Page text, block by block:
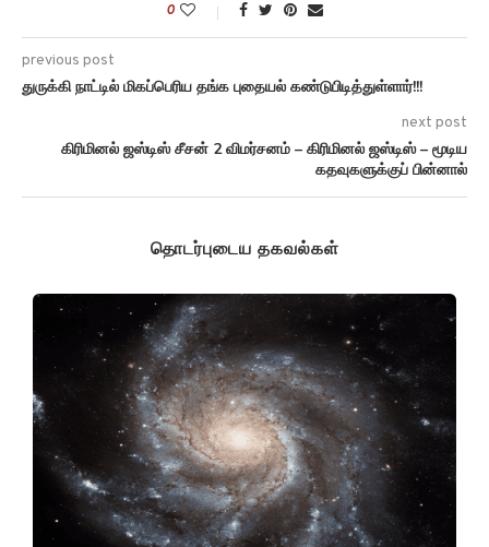
0
previous post
துருக்கி நாட்டில் மிகப்பெரிய தங்க புதையல் கண்டுபிடித்துள்ளார்!!!
next post
கிரிமினல் ஜஸ்டிஸ் சீசன் 2 விமர்சனம் – கிரிமினல் ஜஸ்டிஸ் – மூடிய
கதவுகளுக்குப் பின்னால்
தொடர்புடைய தகவல்கள்